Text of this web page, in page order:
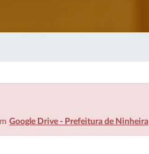
Google Drive - Prefeitura de Ninheira